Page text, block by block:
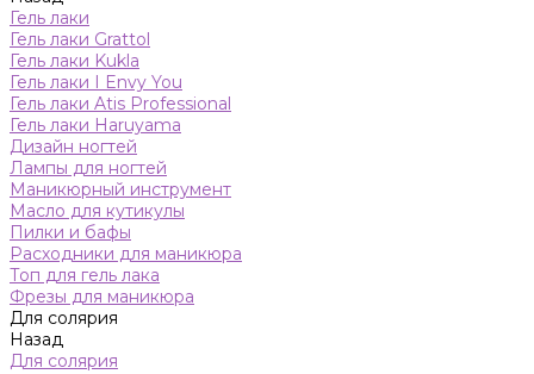
Гель лаки
Гель лаки Grattol
Гель лаки Kukla
Гель лаки I Envy You
Гель лаки Atis Professional
Гель лаки Haruyama
Дизайн ногтей
Лампы для ногтей
Маникюрный инструмент
Масло для кутикулы
Пилки и бафы
Расходники для маникюра
Топ для гель лака
Фрезы для маникюра
Для солярия
Назад
Для солярия